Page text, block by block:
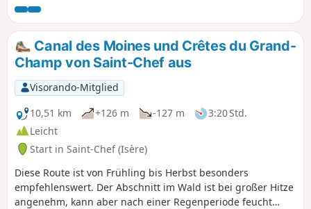
anderem an der Abteikirche vorbei.
Canal des Moines und Crêtes du Grand-
Champ von Saint-Chef aus
Visorando-Mitglied
10,51 km
+126 m -127 m
3:20 Std.
Leicht
Start in Saint-Chef (Isère)
Diese Route ist von Frühling bis Herbst besonders
empfehlenswert. Der Abschnitt im Wald ist bei großer Hitze
angenehm, kann aber nach einer Regenperiode feucht